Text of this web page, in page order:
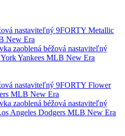
zaoblená béžová nastaviteľný
Yankees MLB New Era
zaoblená béžová nastaviteľný
Angeles Dodgers MLB New Era